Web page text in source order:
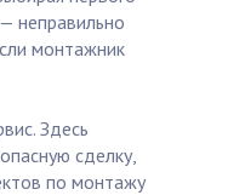
неправильно
монтажник
Здесь
сделку,
по монтажу